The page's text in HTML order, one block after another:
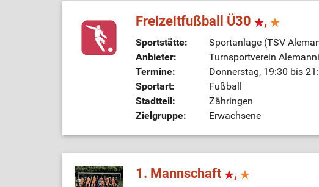
Freizeitfußball Ü30 ,
Sportstätte:
Sportanlage (TSV
Anbieter:
Turnsportverein
Termine:
Donnerstag, 19:30 bis
Sportart:
Fußball
Stadtteil:
Zähringen
Zielgruppe:
Erwachsene
1. Mannschaft ,